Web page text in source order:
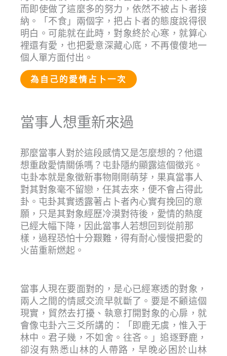
而即使做了這麼多的努力，依然不被占卜者接
納。「不食」兩個字，把占卜者的態度說得很
明白。可能就在此時，對象終於心寒，就算心
裡還有愛，也把愛意深藏心底，不再傻傻地一
個人單方面付出。
為自己的愛情占卜一次
當事人想重新來過
那麼當事人對於這段感情又是怎麼想的？他還
想重啟愛情關係嗎？屯卦隱約顯露這個徵兆。
屯卦本就是象徵新事物剛剛萌芽，果真當事人
對其對象毫不留戀，任其去來，便不會占得此
卦。屯卦其實透露著占卜者內心實有挽回的意
願，只是其對象經歷冷漠對待後，愛情的熱度
已經大幅下降，因此當事人若想回到從前那
樣，過程恐怕十分艱難，得有耐心慢慢把愛的
火苗重新燃起。
當事人現在要面對的，是心已經寒透的對象，
兩人之間的情感交流早就斷了。要是不顧這個
現實，貿然去打擾、執意打開對象的心扉，就
會像屯卦六三爻所講的：「即鹿无虞，惟入于
林中。君子幾，不如舍。往吝。」追逐野鹿，
卻沒有熟悉山林的人帶路，早晚必困於山林